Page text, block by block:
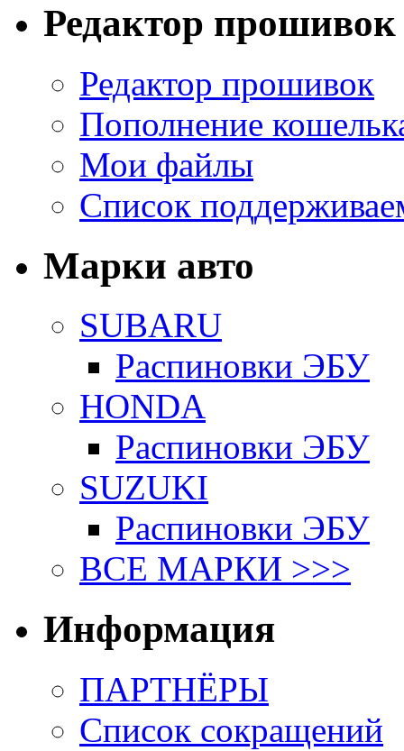
Редактор прошивок
Редактор прошивок
Пополнение
Мои файлы
Список
Марки авто
SUBARU
Распиновки ЭБУ
HONDA
Распиновки ЭБУ
SUZUKI
Распиновки ЭБУ
ВСЕ МАРКИ >>>
Информация
ПАРТНЁРЫ
Список сокращений